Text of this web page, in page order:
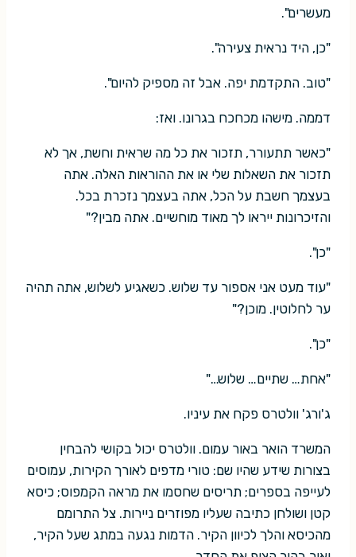
מעשרים".
"כן, היד נראית צעירה".
"טוב. התקדמת יפה. אבל זה מספיק להיום".
דממה. מישהו מכחכח בגרונו. ואז:
"כאשר תתעורר, תזכור את כל מה שראית וחשת, אך לא
תזכור את השאלות שלי או את ההוראות האלה. אתה
בעצמך חשבת על הכל, אתה בעצמך נזכרת בכל.
והזיכרונות ייראו לך מאוד מוחשיים. אתה מבין?"
"כן".
"עוד מעט אני אספור עד שלוש. כשאגיע לשלוש, אתה תהיה
ער לחלוטין. מוכן?"
"כן".
"אחת… שתיים… שלוש…"
ג'ורג' וולטרס פקח את עיניו.
המשרד הואר באור עמום. וולטרס יכול בקושי להבחין
בצורות שידע שהיו שם: טורי מדפים לאורך הקירות, עמוסים
לעייפה בספרים; תריסים שחסמו את מראה הקמפוס; כיסא
קטן ושולחן כתיבה שעליו מפוזרים ניירות. צל התרומם
מהכיסא והלך לכיוון הקיר. הדמות נגעה במתג שעל הקיר,